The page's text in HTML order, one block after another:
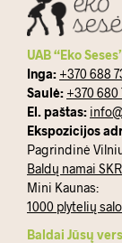
UAB “Eko
Inga: +370 688
Saulė: +370 680
El. paštas:
Ekspozicijos
Pagrindinė
Baldų namai
Mini Kaunas:
1000 plytelių
Baldai Jūsų